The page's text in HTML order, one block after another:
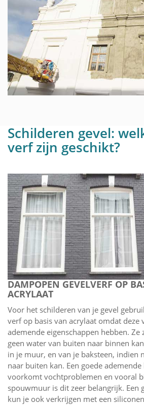
Schilderen gevel:
verf zijn geschikt?
DAMPOPEN GEVELVERF OP
ACRYLAAT
Voor het schilderen van je gevel
verf op basis van acrylaat omdat deze
ademende eigenschappen hebben.
geen water van buiten naar binnen
in je muur, en van je baksteen, indien
naar buiten kan. Een goede
voorkomt vochtproblemen en vooral
spouwmuur is dit zeer belangrijk. Een
kun je ook verkrijgen met een